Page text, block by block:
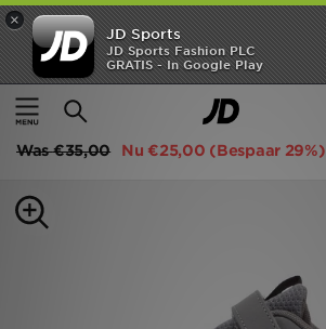
×
JD Sports
JD Sports Fashion PLC
GRATIS - In Google Play
Thuis
Kids Kinderschoenen (Maten 28-35)
PUMA FlexFocus Kids
Was€35,00 Nu €25,00 (Bespaar 29%)
New In
Heren
Collecties